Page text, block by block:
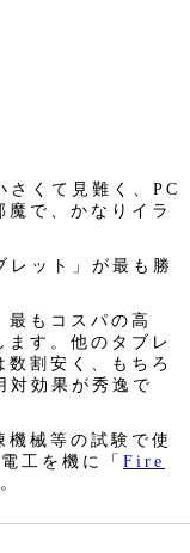
くて見難く、PC
で、かなりイラ
レット」が最も勝
もコスパの高
ます。他のタブレ
割安く、もちろ
対効果が秀逸で
械等の試験で使
工を機に「 Fire